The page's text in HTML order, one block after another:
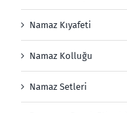
Namaz Kıyafeti
Namaz Kolluğu
Namaz Setleri